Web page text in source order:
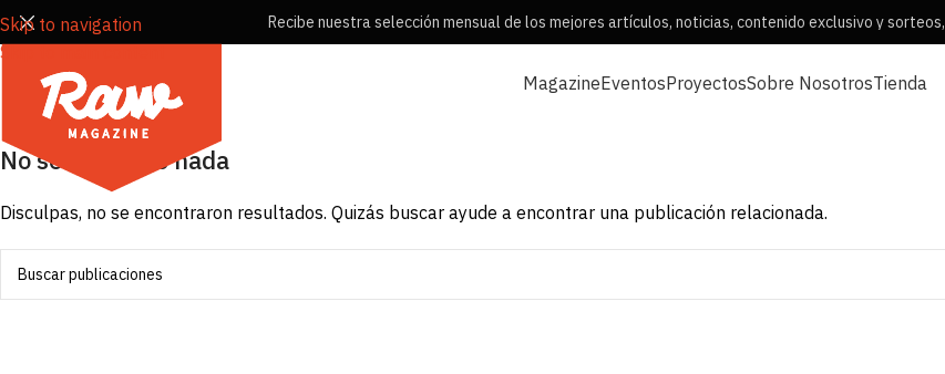
Skip to navigation
Skip to main content
Recibe nuestra selección mensual de los mejores artículos, noticias, contenido exclusivo y sorteos,
MagazineEventosProyectosSobre NosotrosTienda
No se encontró nada
Disculpas, no se encontraron resultados. Quizás buscar ayude a encontrar una publicación relacionada.